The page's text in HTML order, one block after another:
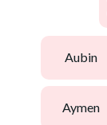
aubin
aymen